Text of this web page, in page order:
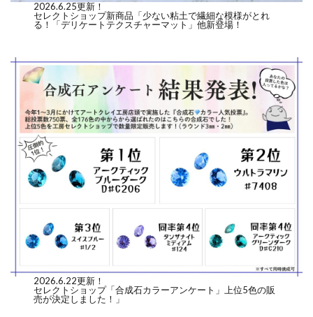
2026.6.25更新！
セレクトショップ新商品「少ない粘土で繊細な模様がとれ
る！「デリケートテクスチャーマット」他新登場！
2026.6.22更新！
セレクトショップ「合成石カラーアンケート」上位5色の販
売が決定しました！」